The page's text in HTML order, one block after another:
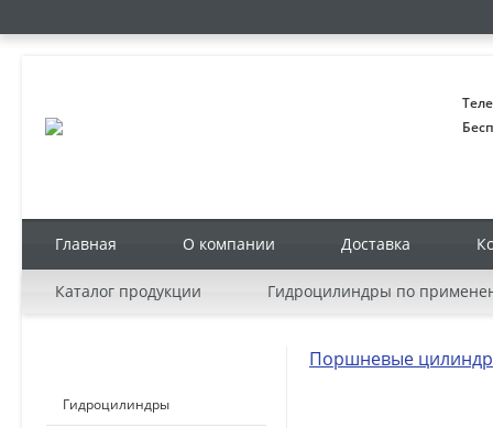
Главная О компании Доставка
Каталог продукции Гидроцилиндры по
Поршневые
Гидроцилиндры